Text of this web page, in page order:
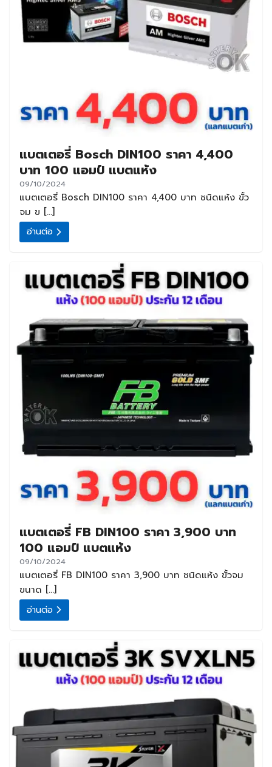
แบตเตอรี่ Bosch DIN100 ราคา 4,400
บาท 100 แอมป์ แบตแห้ง
09/10/2024
แบตเตอรี่ Bosch DIN100 ราคา 4,400 บาท ชนิดแห้ง ขั้ว
จม ข […]
อ่านต่อ
แบตเตอรี่ FB DIN100 ราคา 3,900 บาท
100 แอมป์ แบตแห้ง
09/10/2024
แบตเตอรี่ FB DIN100 ราคา 3,900 บาท ชนิดแห้ง ขั้วจม
ขนาด […]
อ่านต่อ